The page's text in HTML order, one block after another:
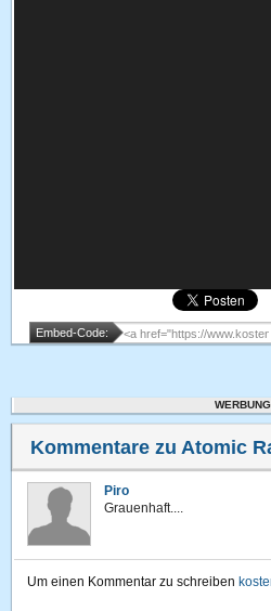
Embed-Code:
WERBUNG
Kommentare zu Atomic
Piro
Grauenhaft....
Um einen Kommentar zu schreiben